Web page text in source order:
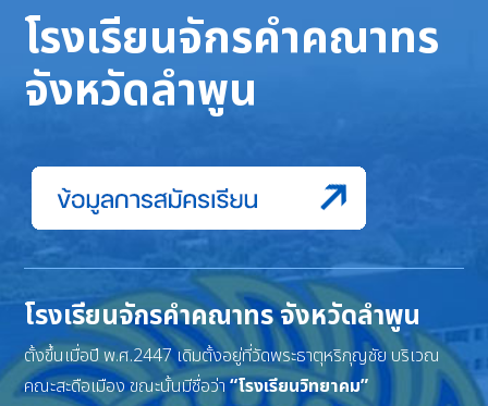
โรงเรียนจักรคำคณาทร
จังหวัดลำพูน
โรงเรียนจักรคำคณาทร จังหวัดลำพูน
ตั้งขึ้นเมื่อปี พ.ศ.2447 เดิมตั้งอยู่ที่วัดพระธาตุหริภุญชัย บริเวณ
คณะสะดือเมือง ขณะนั้นมีชื่อว่า“โรงเรียนวิทยาคม”